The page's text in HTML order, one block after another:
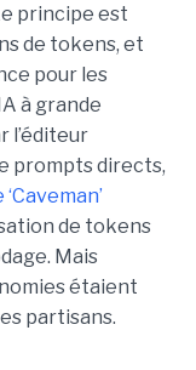
principe est
de tokens, et
pour les
à grande
l’éditeur
prompts directs,
de tokens
Mais
étaient
partisans.